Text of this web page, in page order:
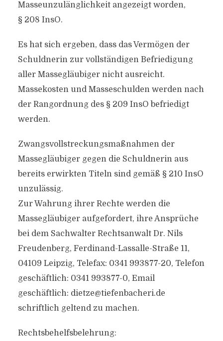
Masseunzulänglichkeit angezeigt worden,
§ 208 InsO.
Es hat sich ergeben, dass das Vermögen der
Schuldnerin zur vollständigen Befriedigung
aller Massegläubiger nicht ausreicht.
Massekosten und Masseschulden werden nach
der Rangordnung des § 209 InsO befriedigt
werden.
Zwangsvollstreckungsmaßnahmen der
Massegläubiger gegen die Schuldnerin aus
bereits erwirkten Titeln sind gemäß § 210 InsO
unzulässig.
Zur Wahrung ihrer Rechte werden die
Massegläubiger aufgefordert, ihre Ansprüche
bei dem Sachwalter Rechtsanwalt Dr. Nils
Freudenberg, Ferdinand-Lassalle-Straße 11,
04109 Leipzig, Telefax: 0341 993877-20, Telefon
geschäftlich: 0341 993877-0, Email
geschäftlich: dietze@tiefenbacheri.de
schriftlich geltend zu machen.
Rechtsbehelfsbelehrung: